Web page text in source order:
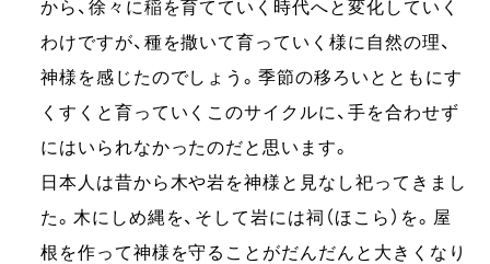
から、徐々に稲を育てていく時代へと変化していく
わけですが、種を撒いて育っていく様に自然の理、
神様を感じたのでしょう。季節の移ろいとともにす
くすくと育っていくこのサイクルに、手を合わせず
にはいられなかったのだと思います。
日本人は昔から木や岩を神様と見なし祀ってきまし
た。木にしめ縄を、そして岩には祠（ほこら）を。屋
根を作って神様を守ることがだんだんと大きくなり